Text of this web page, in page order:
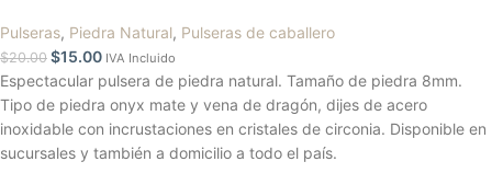
Pulseras, Piedra Natural, Pulseras de caballero
$20.00 $15.00 IVA Incluido
Espectacular pulsera de piedra natural. Tamaño de piedra 8mm.
Tipo de piedra onyx mate y vena de dragón, dijes de acero
inoxidable con incrustaciones en cristales de circonia. Disponible en
sucursales y también a domicilio a todo el país.